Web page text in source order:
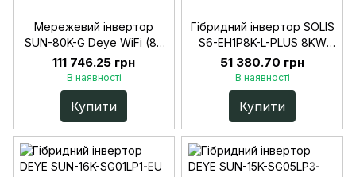
Мережевий інвертор
SUN-80K-G Deye WiFi (80
kW, 3 фази, 4 MPPT)
111 746.25 грн
В наявності
Купити
Гібридний інвертор SOLIS
S6-EH1P8K-L-PLUS 8KW
48V 2 MPPT Wi-Fi 220V
Однофазний
51 380.70 грн
В наявності
Купити